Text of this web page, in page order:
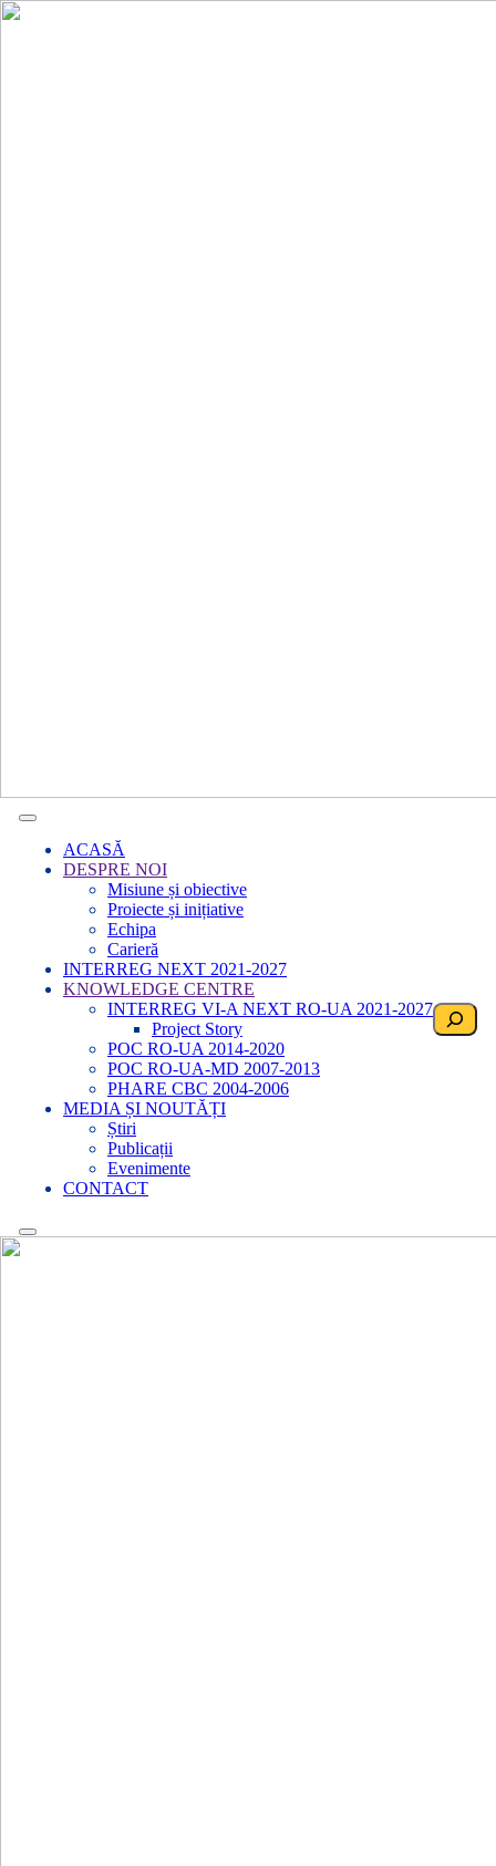
ACASĂ
DESPRE NOI
Misiune și obiective
Proiecte și inițiative
Echipa
Carieră
INTERREG NEXT 2021-2027
KNOWLEDGE CENTRE
INTERREG VI-A NEXT RO-UA 2021-2027
Project Story
POC RO-UA 2014-2020
POC RO-UA-MD 2007-2013
PHARE CBC 2004-2006
MEDIA ȘI NOUTĂȚI
Știri
Publicații
Evenimente
CONTACT
Search